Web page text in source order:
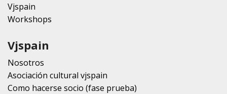
Vjspain
Workshops
Vjspain
Nosotros
Asociación cultural vjspain
Como hacerse socio (fase prueba)